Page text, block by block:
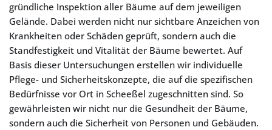
gründliche Inspektion aller Bäume auf dem jeweiligen
Gelände. Dabei werden nicht nur sichtbare Anzeichen von
Krankheiten oder Schäden geprüft, sondern auch die
Standfestigkeit und Vitalität der Bäume bewertet. Auf
Basis dieser Untersuchungen erstellen wir individuelle
Pflege- und Sicherheitskonzepte, die auf die spezifischen
Bedürfnisse vor Ort in Scheeßel zugeschnitten sind. So
gewährleisten wir nicht nur die Gesundheit der Bäume,
sondern auch die Sicherheit von Personen und Gebäuden.